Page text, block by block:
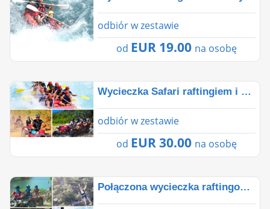
odbiór w zestawie
od EUR 19.00 na osobę
Wycieczka Safari raftingiem i buggy Cross z Antalyi
odbiór w zestawie
od EUR 30.00 na osobę
Połączona wycieczka raftingowa Buggy Cross i tyrolk�